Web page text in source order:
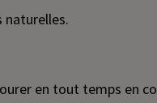
naturelles.
en tout temps en